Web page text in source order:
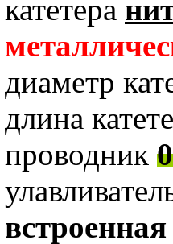
катетера
диаметр
длина
проводник